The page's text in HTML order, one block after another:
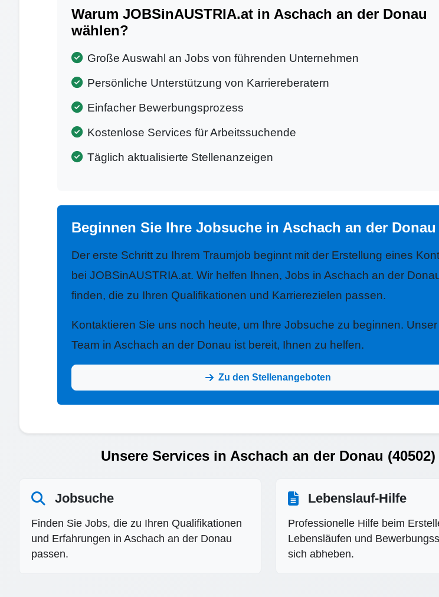
Warum JOBSinAUSTRIA.at in Aschach an der Donau
wählen?
Große Auswahl an Jobs von führenden Unternehmen
Persönliche Unterstützung von Karriereberatern
Einfacher Bewerbungsprozess
Kostenlose Services für Arbeitssuchende
Täglich aktualisierte Stellenanzeigen
Beginnen Sie Ihre Jobsuche in Aschach an der Donau
Der erste Schritt zu Ihrem Traumjob beginnt mit der Erstellung eines
bei JOBSinAUSTRIA.at. Wir helfen Ihnen, Jobs in Aschach an der
finden, die zu Ihren Qualifikationen und Karrierezielen passen.
Kontaktieren Sie uns noch heute, um Ihre Jobsuche zu beginnen. Unser
Team in Aschach an der Donau ist bereit, Ihnen zu helfen.
Zu den Stellenangeboten
Unsere Services in Aschach an der Donau (40502)
Jobsuche
Finden Sie Jobs, die zu Ihren Qualifikationen
und Erfahrungen in Aschach an der Donau
passen.
Lebenslauf-Hilfe
Professionelle Hilfe beim
Lebensläufen und
sich abheben.